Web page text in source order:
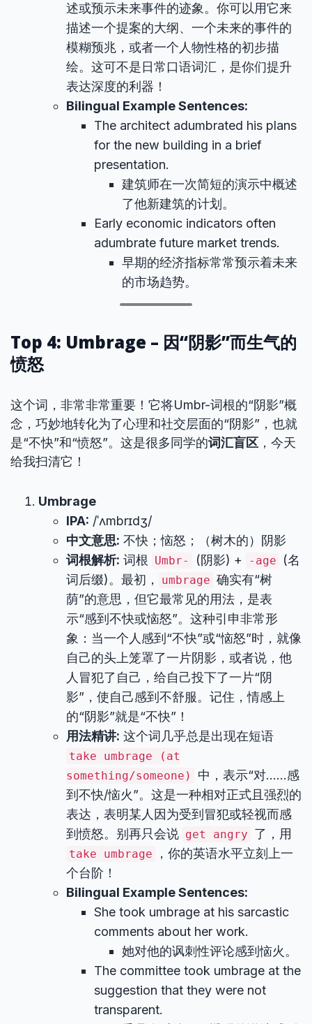
述或预示未来事件的迹象。你可以用它来
描述一个提案的大纲、一个未来的事件的
模糊预兆，或者一个人物性格的初步描
绘。这可不是日常口语词汇，是你们提升
表达深度的利器！
Bilingual Example Sentences:
The architect adumbrated his plans
for the new building in a brief
presentation.
建筑师在一次简短的演示中概述
了他新建筑的计划。
Early economic indicators often
adumbrate future market trends.
早期的经济指标常常预示着未来
的市场趋势。
Top 4: Umbrage – 因“阴影”而生气的
愤怒
这个词，非常非常重要！它将Umbr-词根的“阴影”概
念，巧妙地转化为了心理和社交层面的“阴影”，也就
是“不快”和“愤怒”。这是很多同学的词汇盲区 ，今天
给我扫清它！
Umbrage
IPA: /ˈʌmbrɪdʒ/
中文意思: 不快；恼怒；（树木的）阴影
词根解析: 词根 Umbr- (阴影) + -age
(名
词后缀)。最初，
umbrage 确实有“树
荫”的意思，但它最常见的用法，是表
示“感到不快或恼怒”。这种引申非常形
象：当一个人感到“不快”或“恼怒”时，就像
自己的头上笼罩了一片阴影，或者说，他
人冒犯了自己，给自己投下了一片“阴
影”，使自己感到不舒服。记住，情感上
的“阴影”就是“不快”！
用法精讲: 这个词几乎总是出现在短语
take umbrage (at
something/someone)
中，表示“对……感
到不快/恼火”。这是一种相对正式且强烈的
表达，表明某人因为受到冒犯或轻视而感
到愤怒。别再只会说 get angry 了，用
take umbrage
，你的英语水平立刻上一
个台阶！
Bilingual Example Sentences:
She took umbrage at his sarcastic
comments about her work.
她对他的讽刺性评论感到恼火。
The committee took umbrage at the
suggestion that they were not
transparent.